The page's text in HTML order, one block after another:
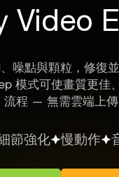
Video
噪點與顆粒，修復
模式可使畫質更佳
流程 — 無需雲端上傳
節強化 慢動作